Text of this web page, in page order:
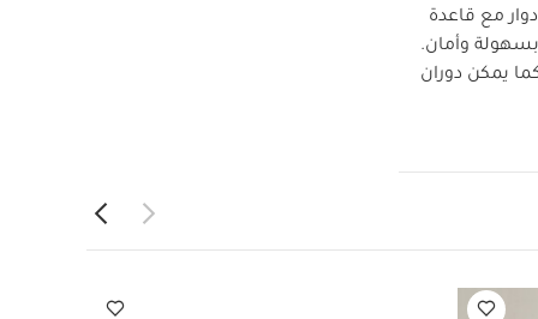
كوزي بيرل 360 كمقعد دوار مع قاعدة
بسهولة وأمان.
360 بسهولة بيد واحدة. كما يمكن دوران
لامتصاص
لدى ماكسي